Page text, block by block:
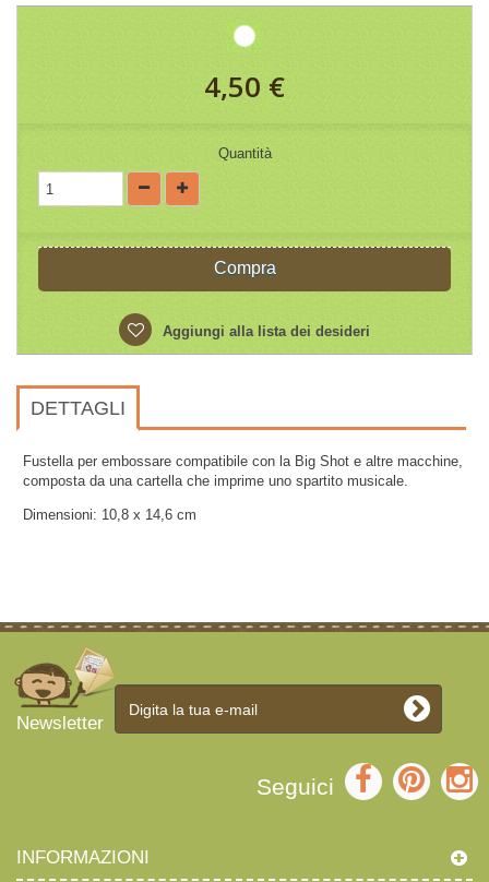
4,50 €
Quantità
Compra
Aggiungi alla lista dei desideri
DETTAGLI
Fustella per embossare compatibile con la Big Shot e altre macchine,
composta da una cartella che imprime uno spartito musicale.
Dimensioni: 10,8 x 14,6 cm
Newsletter
Seguici
INFORMAZIONI